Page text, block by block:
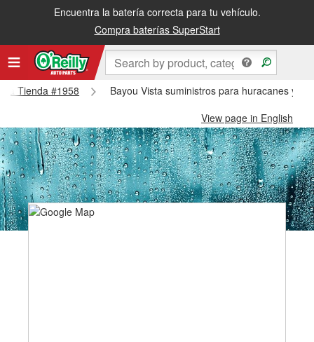
Encuentra la batería correcta para tu vehículo.
Compra baterías SuperStart
Tienda #1958
Bayou Vista suministros para huracanes y
View page in English